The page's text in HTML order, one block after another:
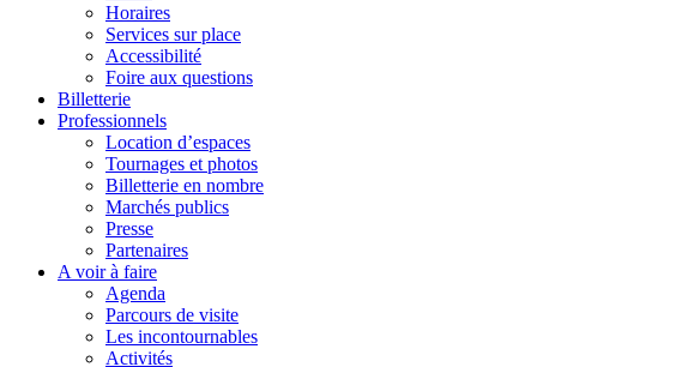
Horaires
Services sur place
Accessibilité
Foire aux questions
Billetterie
Professionnels
Location d’espaces
Tournages et photos
Billetterie en nombre
Marchés publics
Presse
Partenaires
A voir à faire
Agenda
Parcours de visite
Les incontournables
Activités